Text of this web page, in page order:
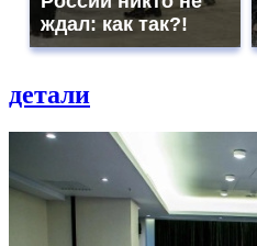
ждал: как так?!
детали